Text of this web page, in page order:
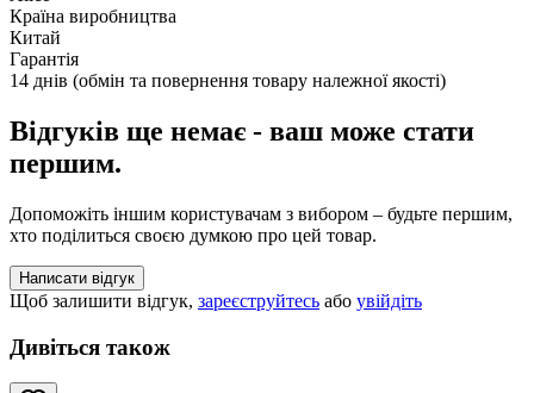
Країна виробництва
Китай
Гарантія
14 днів (обмін та повернення товару належної якості)
Відгуків ще немає - ваш може стати
першим.
Допоможіть іншим користувачам з вибором – будьте першим,
хто поділиться своєю думкою про цей товар.
Написати відгук
Щоб залишити відгук, зареєструйтесь або увійдіть
Дивіться також